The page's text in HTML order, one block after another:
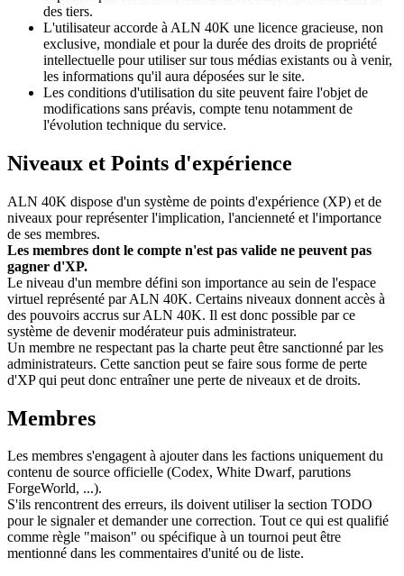
des tiers.
L'utilisateur accorde à ALN 40K une licence gracieuse, non
exclusive, mondiale et pour la durée des droits de propriété
intellectuelle pour utiliser sur tous médias existants ou à venir,
les informations qu'il aura déposées sur le site.
Les conditions d'utilisation du site peuvent faire l'objet de
modifications sans préavis, compte tenu notamment de
l'évolution technique du service.
Niveaux et Points d'expérience
ALN 40K dispose d'un système de points d'expérience (XP) et de
niveaux pour représenter l'implication, l'ancienneté et l'importance
de ses membres.
Les membres dont le compte n'est pas valide ne peuvent pas
gagner d'XP.
Le niveau d'un membre défini son importance au sein de l'espace
virtuel représenté par ALN 40K. Certains niveaux donnent accès à
des pouvoirs accrus sur ALN 40K. Il est donc possible par ce
système de devenir modérateur puis administrateur.
Un membre ne respectant pas la charte peut être sanctionné par les
administrateurs. Cette sanction peut se faire sous forme de perte
d'XP qui peut donc entraîner une perte de niveaux et de droits.
Membres
Les membres s'engagent à ajouter dans les factions uniquement du
contenu de source officielle (Codex, White Dwarf, parutions
ForgeWorld, ...).
S'ils rencontrent des erreurs, ils doivent utiliser la section TODO
pour le signaler et demander une correction. Tout ce qui est qualifié
comme règle "maison" ou spécifique à un tournoi peut être
mentionné dans les commentaires d'unité ou de liste.